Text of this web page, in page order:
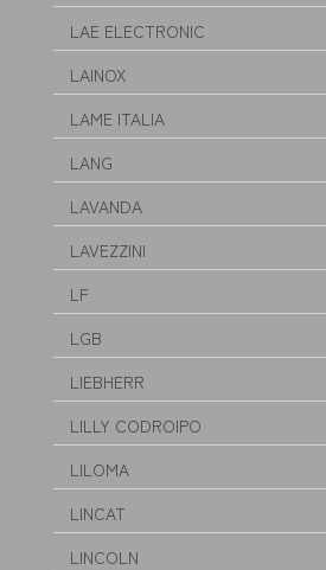
LAE ELECTRONIC
LAINOX
LAME ITALIA
LANG
LAVANDA
LAVEZZINI
LF
LGB
LIEBHERR
LILLY CODROIPO
LILOMA
LINCAT
LINCOLN